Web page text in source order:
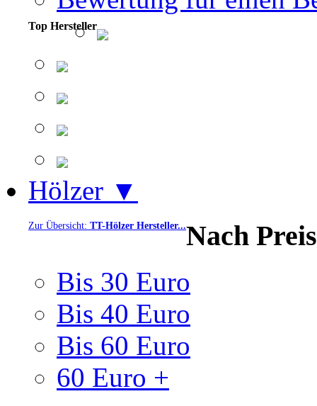
Top Hersteller
Hölzer ▼
Zur Übersicht: TT-Hölzer Hersteller...Nach Preis
Bis 30 Euro
Bis 40 Euro
Bis 60 Euro
60 Euro +